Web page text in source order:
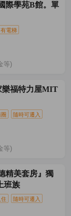
際學苑B館。單
有電梯
等)
樂福特力屋MIT
隨時可遷入
等)
精美套房』獨
班族
隨時可遷入